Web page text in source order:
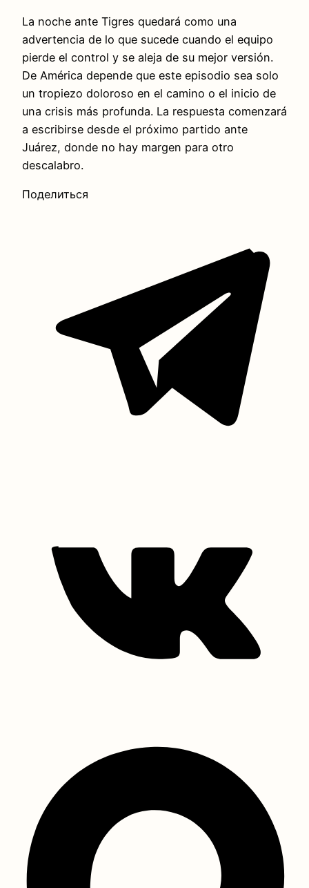
La noche ante Tigres quedará como una
advertencia de lo que sucede cuando el equipo
pierde el control y se aleja de su mejor versión.
De América depende que este episodio sea solo
un tropiezo doloroso en el camino o el inicio de
una crisis más profunda. La respuesta comenzará
a escribirse desde el próximo partido ante
Juárez, donde no hay margen para otro
descalabro.
Поделиться